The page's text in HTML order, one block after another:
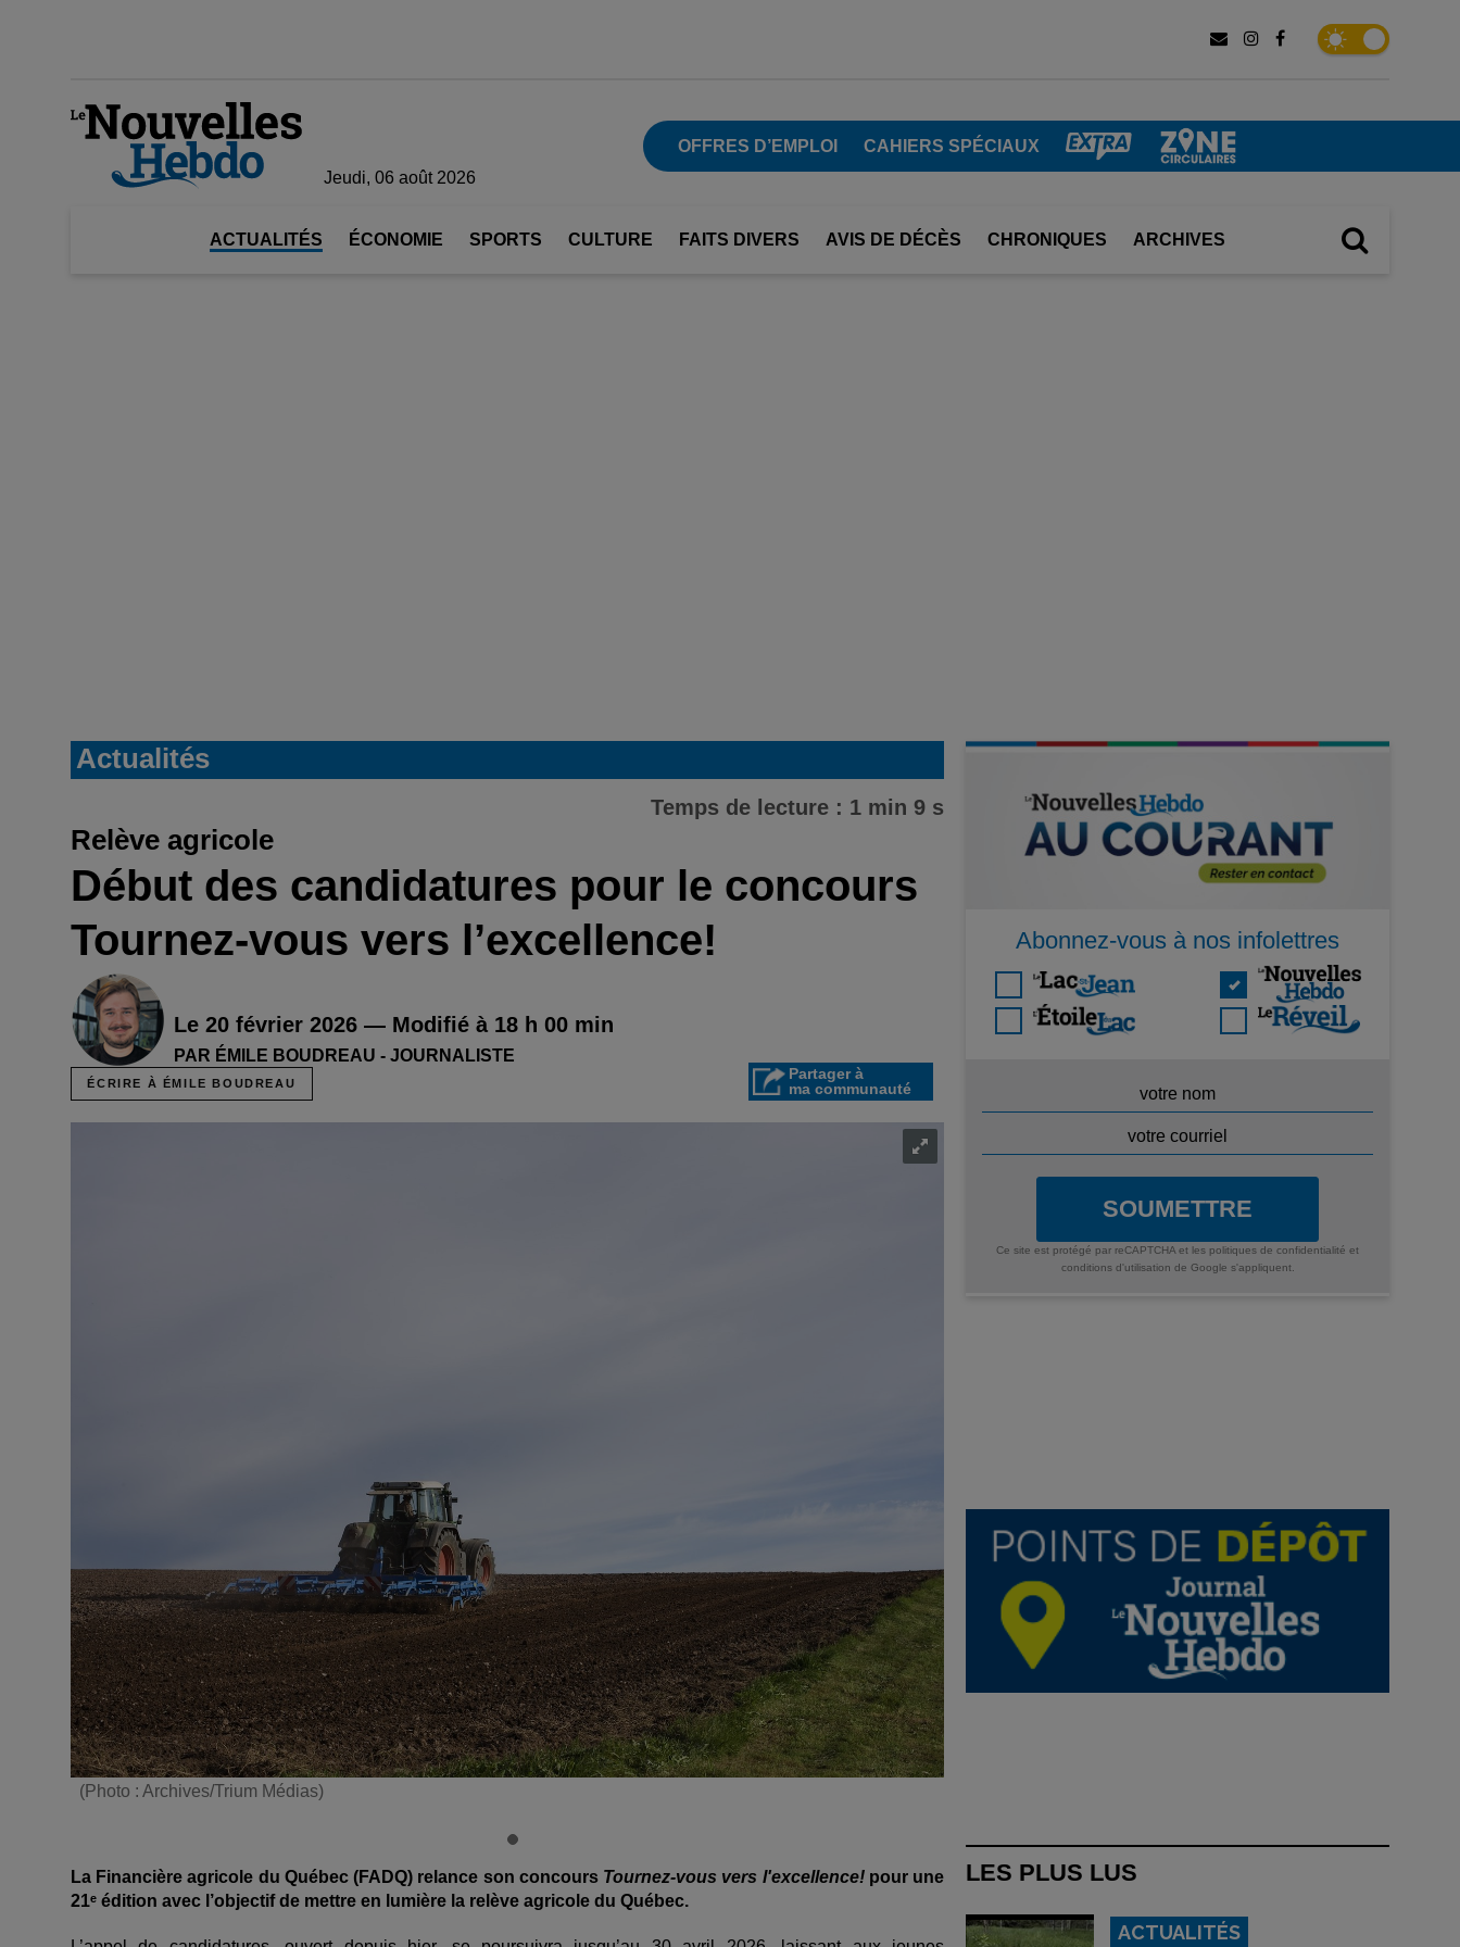
Jeudi, 06 août 2026
OFFRES D’EMPLOI CAHIERS SPÉCIAUX
ACTUALITÉS ÉCONOMIE SPORTS CULTURE FAITS DIVERS AVIS DE DÉCÈS CHRONIQUES ARCHIVES
Actualités
Temps de lecture : 1 min 9 s
Relève agricole
Début des candidatures pour le concours
Tournez-vous vers l’excellence!
Le 20 février 2026 — Modifié à 18 h 00 min
PAR ÉMILE BOUDREAU - JOURNALISTE
ÉCRIRE À ÉMILE BOUDREAU
Partager à
ma communauté
(Photo : Archives/Trium Médias)
La Financière agricole du Québec (FADQ) relance son concours Tournez-vous vers l'excellence!pour une
21ᵉ édition avec l’objectif de mettre en lumière la relève agricole du Québec.
Abonnez-vous à nos infolettres
SOUMETTRE
Ce site est protégé par reCAPTCHA et les politiques de confidentialité et
conditions d'utilisation de Google s'appliquent.
LES PLUS LUS
ACTUALITÉS